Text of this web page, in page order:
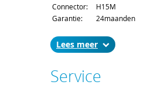
Connector:
H15M
Garantie:
24maanden
Lees
Service